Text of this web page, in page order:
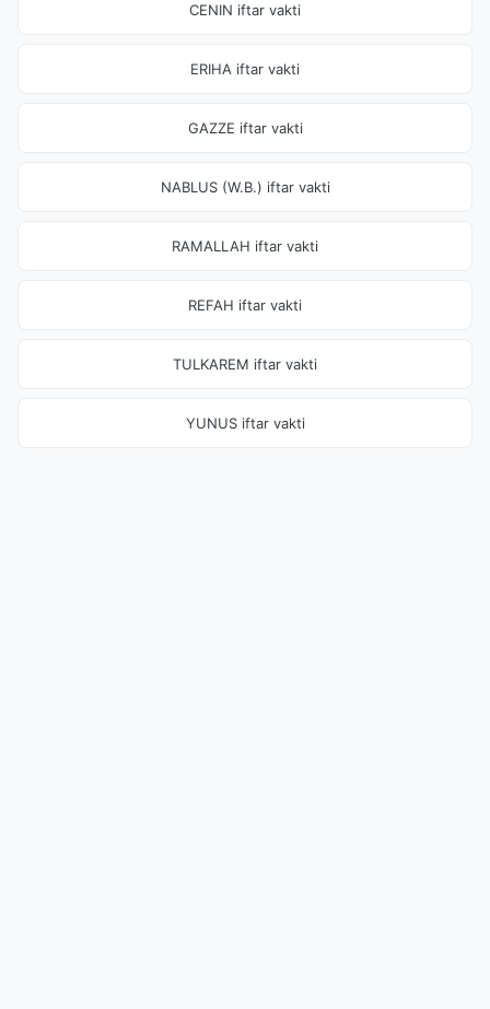
CENIN iftar vakti
ERIHA iftar vakti
GAZZE iftar vakti
NABLUS (W.B.) iftar vakti
RAMALLAH iftar vakti
REFAH iftar vakti
TULKAREM iftar vakti
YUNUS iftar vakti